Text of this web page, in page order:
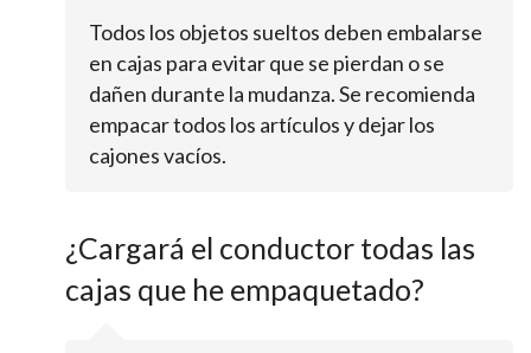
Todos los objetos sueltos deben embalarse
en cajas para evitar que se pierdan o se
dañen durante la mudanza. Se recomienda
empacar todos los artículos y dejar los
cajones vacíos.
¿Cargará el conductor todas las
cajas que he empaquetado?